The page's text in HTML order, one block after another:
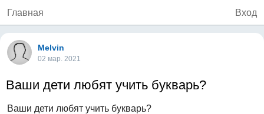
Главная Вход
Melvin
02 мар. 2021
Ваши дети любят учить букварь?
Ваши дети любят учить букварь?